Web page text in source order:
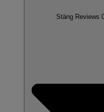
Stäng Reviews